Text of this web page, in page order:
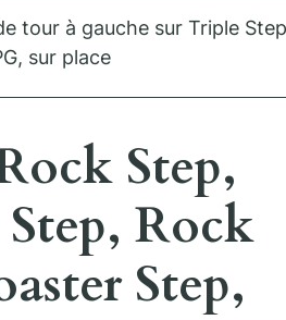
tour à gauche sur Triple Step
sur place
Step,
Rock
Step,